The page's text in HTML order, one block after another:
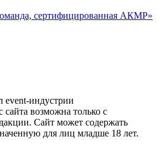
сертифицированная АКМР»
индустрии
возможна только с
Сайт может содержать
для лиц младше 18 лет.